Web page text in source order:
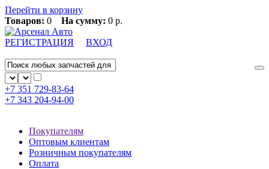
Перейти в корзину
Товаров: 0 На сумму: 0 р.
РЕГИСТРАЦИЯ ВХОД
+7 351 729-83-64
+7 343 204-94-00
Покупателям
Оптовым клиентам
Розничным покупателям
Оплата